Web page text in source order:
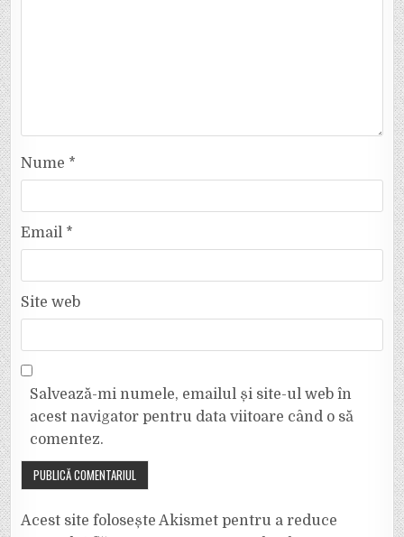
Nume *
Email *
Site web
Salvează-mi numele, emailul și site-ul web în
acest navigator pentru data viitoare când o să
comentez.
Acest site folosește Akismet pentru a reduce